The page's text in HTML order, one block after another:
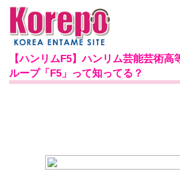
【ハンリムF5】ハンリム芸能芸術高
ループ「F5」って知ってる？